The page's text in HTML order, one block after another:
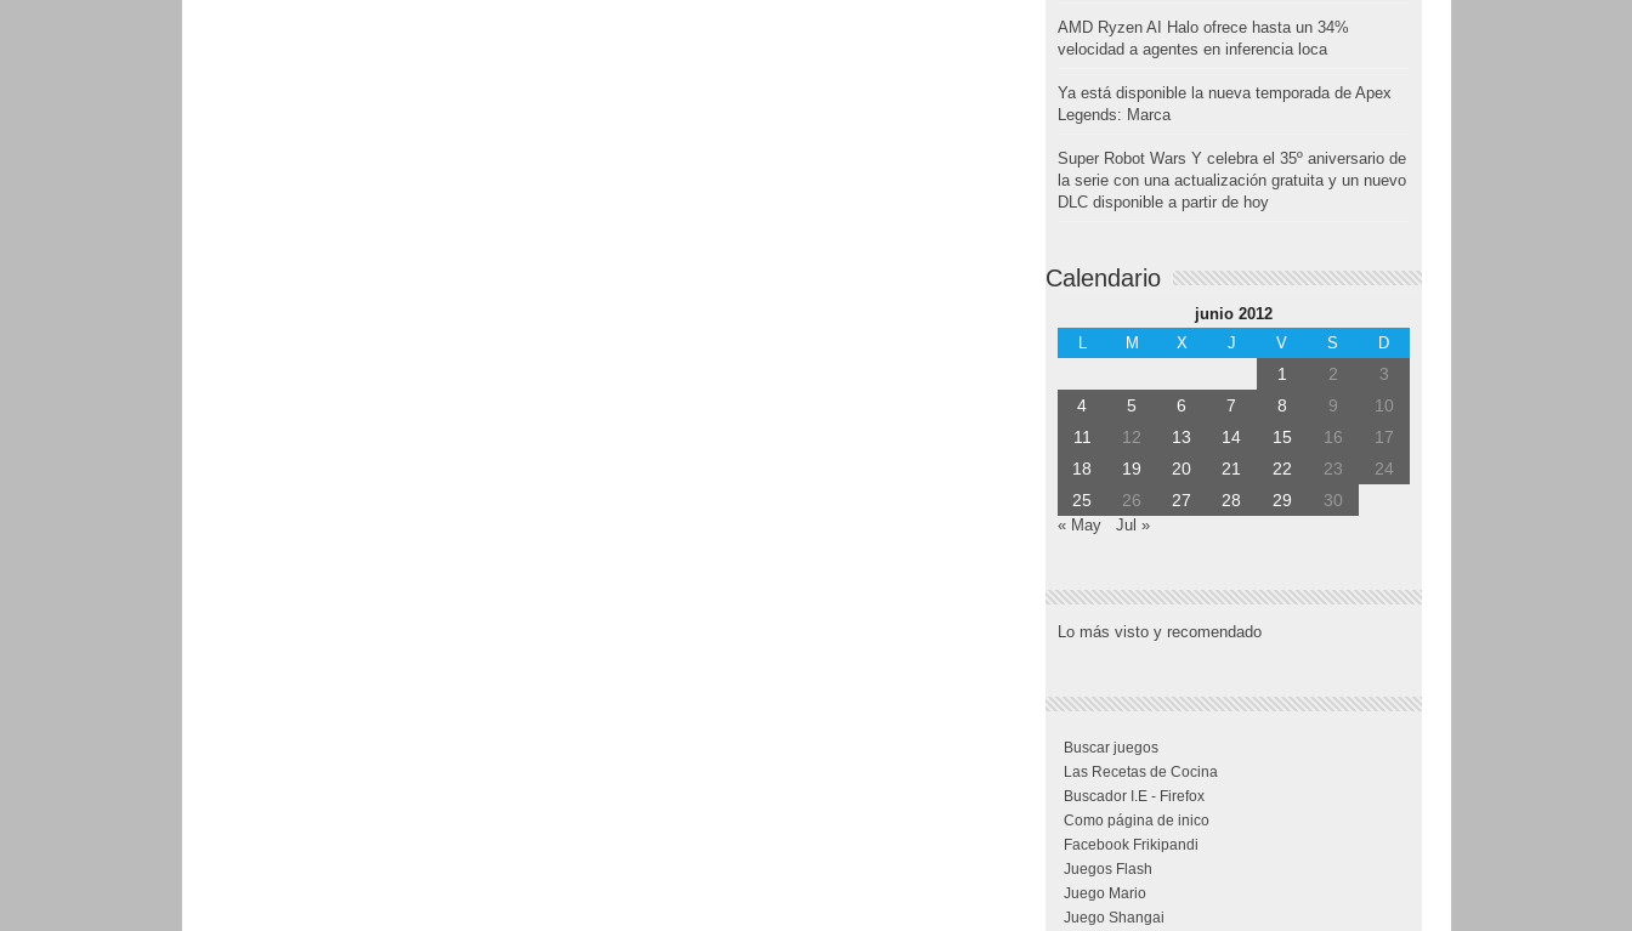
AMD Ryzen AI Halo ofrece hasta un 34%
velocidad a agentes en inferencia loca
Ya está disponible la nueva temporada de Apex
Legends: Marca
Super Robot Wars Y celebra el 35º aniversario de
la serie con una actualización gratuita y un nuevo
DLC disponible a partir de hoy
Calendario
junio 2012
L
M X J V S D
1 2
3
4
5 6 7 8 9
10
11
12 13 14 15 16
17
18
19 20 21 22 23
24
25
26 27 28 29 30
« May Jul »
Lo más visto y recomendado
Buscar juegos
Las Recetas de Cocina
Buscador I.E - Firefox
Como página de inico
Facebook Frikipandi
Juegos Flash
Juego Mario
Juego Shangai